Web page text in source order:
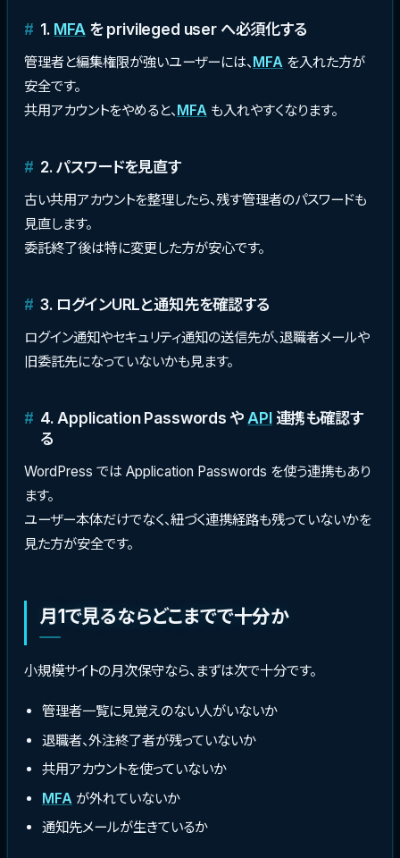
1. MFA を privileged user へ必須化する
管理者と編集権限が強いユーザーには、 MFA を入れた方が
安全です。
共用アカウントをやめると、 MFA も入れやすくなります。
2. パスワードを見直す
古い共用アカウントを整理したら、残す管理者のパスワードも
見直します。
委託終了後は特に変更した方が安心です。
3. ログインURLと通知先を確認する
ログイン通知やセキュリティ通知の送信先が、退職者メールや
旧委託先になっていないかも見ます。
4. Application Passwords や API連携も確認す
る
WordPress では Application Passwords を使う連携もあり
ます。
ユーザー本体だけでなく、紐づく連携経路も残っていないかを
見た方が安全です。
月1で見るならどこまでで十分か
小規模サイトの月次保守なら、まずは次で十分です。
管理者一覧に見覚えのない人がいないか
退職者、外注終了者が残っていないか
共用アカウントを使っていないか
MFA が外れていないか
通知先メールが生きているか